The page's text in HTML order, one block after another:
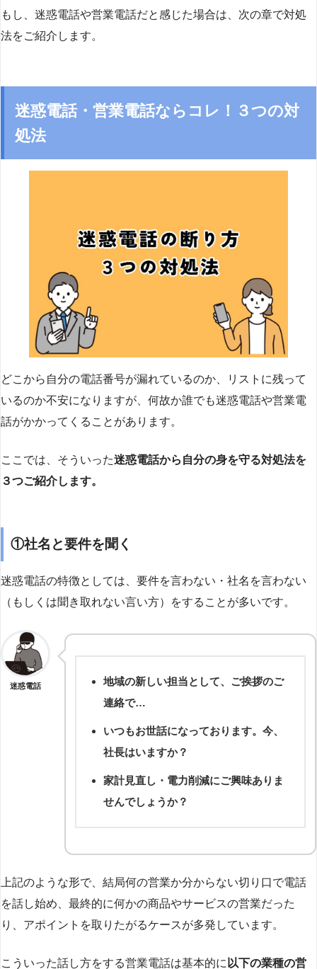
もし、迷惑電話や営業電話だと感じた場合は、次の章で対処
法をご紹介します。
迷惑電話・営業電話ならコレ！３つの対
処法
どこから自分の電話番号が漏れているのか、リストに残って
いるのか不安になりますが、何故か誰でも迷惑電話や営業電
話がかかってくることがあります。
ここでは、そういった迷惑電話から自分の身を守る対処法を
３つご紹介します。
①社名と要件を聞く
迷惑電話の特徴としては、要件を言わない・社名を言わない
（もしくは聞き取れない言い方）をすることが多いです。
迷惑電話
地域の新しい担当として、ご挨拶のご
連絡で…
いつもお世話になっております。今、
社長はいますか？
家計見直し・電力削減にご興味ありま
せんでしょうか？
上記のような形で、結局何の営業か分からない切り口で電話
を話し始め、最終的に何かの商品やサービスの営業だった
り、アポイントを取りたがるケースが多発しています。
こういった話し方をする営業電話は基本的に 以下の業種の営